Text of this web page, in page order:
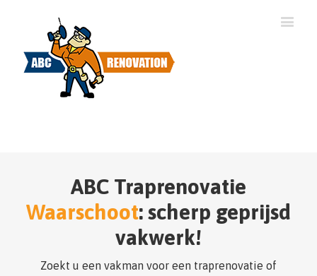
ABC Traprenovatie
Waarschoot: scherp geprijsd
vakwerk!
Zoekt u een vakman voor een traprenovatie of